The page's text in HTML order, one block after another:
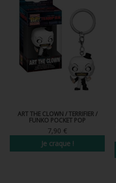
ART THE CLOWN / TERRIFIER /
FUNKO POCKET POP
7,90 €
Je craque !